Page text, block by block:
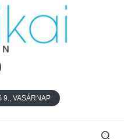
9., VASÁRNAP